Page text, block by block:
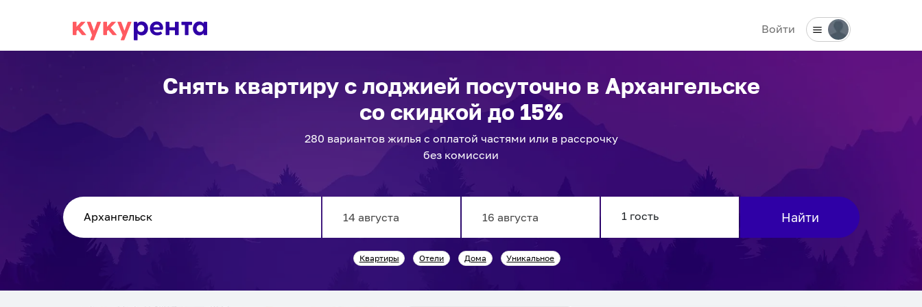
Войти
Снять квартиру с лоджией посуточно в Архангельске
со скидкой до 15%
280 вариантовжилья с оплатой частями или в рассрочку
без комиссии
forward
interact
backward
interact
Найти
Квартиры Отели Дома Уникальное